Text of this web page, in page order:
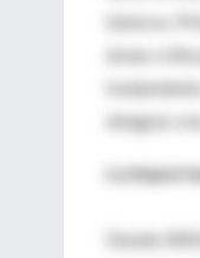
básicos.
áreas
integrar a
La
Desde